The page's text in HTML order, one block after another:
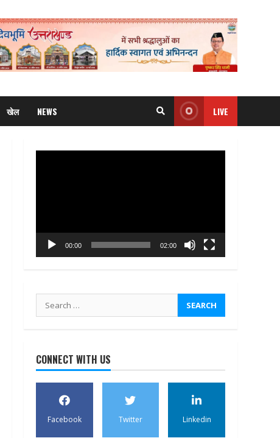
खेल NEWS LIVE
00:00 02:00
Search
for:
CONNECT WITH US
Facebook Twitter Linkedin